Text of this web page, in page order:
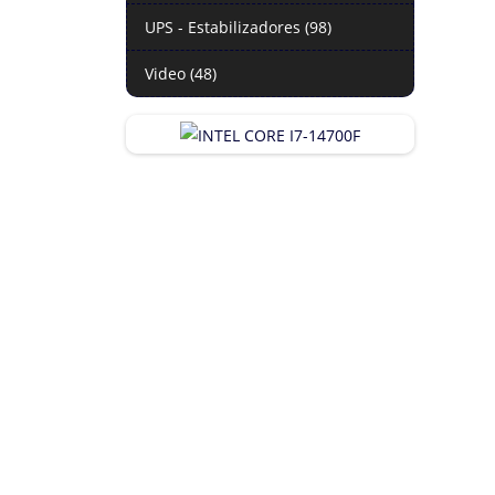
UPS - Estabilizadores (98)
Video (48)